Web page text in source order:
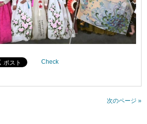
Check
次のページ »